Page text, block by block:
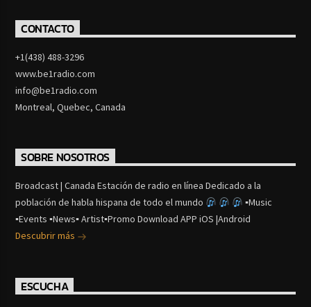
CONTACTO
+1(438) 488-3296
www.be1radio.com
info@be1radio.com
Montreal, Quebec, Canada
SOBRE NOSOTROS
Broadcast | Canada Estación de radio en línea Dedicado a la
población de habla hispana de todo el mundo
▪Music
▪Events ▪News▪ Artist▪Promo Download APP iOS |Android
Descubrir más
ESCUCHA